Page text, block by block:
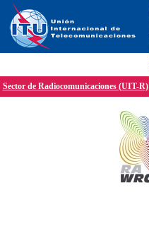
Sector de Radiocomunicaciones (UIT-R)